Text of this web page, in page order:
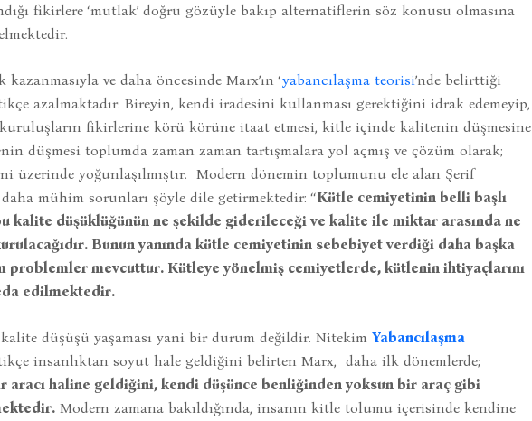
fikirlere ‘mutlak’ doğru gözüyle bakıp alternatiflerin söz konusu olmasına
ve daha öncesinde Marx’ın ‘yabancılaşma teorisi’nde belirttiği
azalmaktadır. Bireyin, kendi iradesini kullanması gerektiğini idrak edemeyip,
fikirlerine körü körüne itaat etmesi, kitle içinde kalitenin düşmesine
düşmesi toplumda zaman zaman tartışmalara yol açmış ve çözüm olarak;
üzerinde yoğunlaşılmıştır. Modern dönemin toplumunu ele alan Şerif
mühim sorunları şöyle dile getirmektedir: ‘‘Kütle cemiyetinin belli başlı
kalite düşüklüğünün ne şekilde giderileceği ve kalite ile miktar arasında ne
Bunun yanında kütle cemiyetinin sebebiyet verdiği daha başka
problemler mevcuttur. Kütleye yönelmiş cemiyetlerde, kütlenin ihtiyaçlarını
edilmektedir.
düşüşü yaşaması yani bir durum değildir. Nitekim Yabancılaşma
insanlıktan soyut hale geldiğini belirten Marx, daha ilk dönemlerde;
aracı haline geldiğini, kendi düşünce benliğinden yoksun bir araç gibi
Modern zamana bakıldığında, insanın kitle tolumu içerisinde kendine